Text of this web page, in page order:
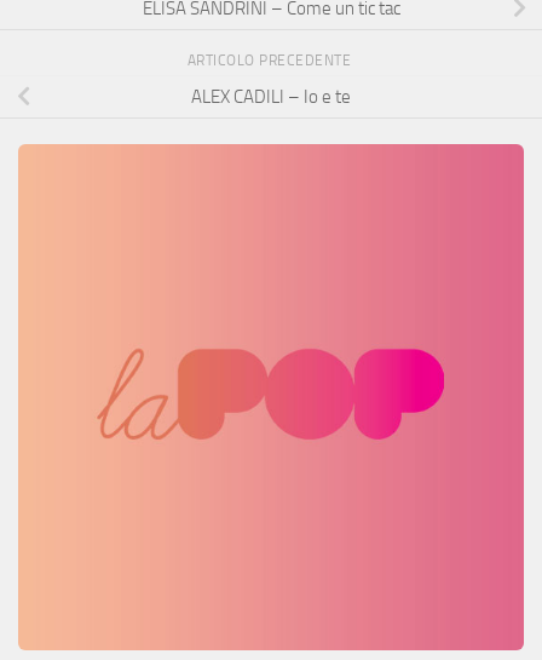
ELISA SANDRINI – Come un tic tac
ARTICOLO PRECEDENTE
ALEX CADILI – Io e te